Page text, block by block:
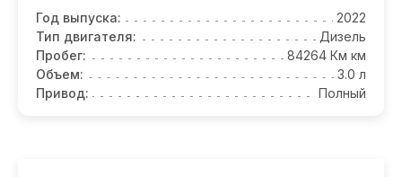
Год выпуска:
2022
Тип двигателя:
Дизель
Пробег:
84264 Км км
Объем:
3.0 л
Привод:
Полный